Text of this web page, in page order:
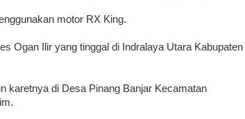
motor RX King.
Ogan Ilir yang tinggal di Indralaya Utara Kabupaten
karetnya di Desa Pinang Banjar Kecamatan